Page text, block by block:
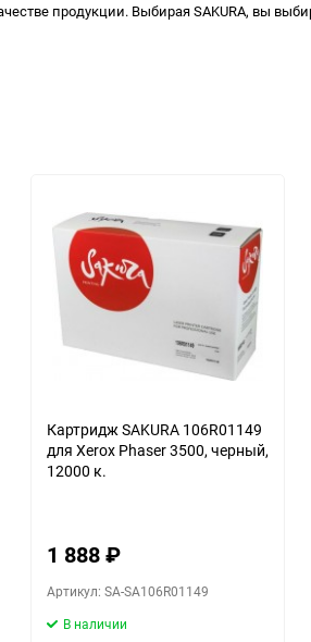
продукции. Выбирая SAKURA, вы
Картридж SAKURA 106R01149
для Xerox Phaser 3500, черный,
12000 к.
1 888₽
Артикул: SA-SA106R01149
В наличии